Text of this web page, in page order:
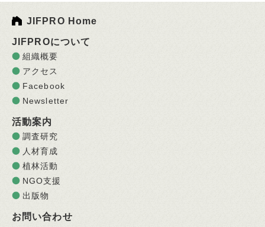
JIFPRO Home
JIFPROについて
組織概要
アクセス
Facebook
Newsletter
活動案内
調査研究
人材育成
植林活動
NGO支援
出版物
お問い合わせ